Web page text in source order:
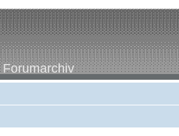
Forumarchiv